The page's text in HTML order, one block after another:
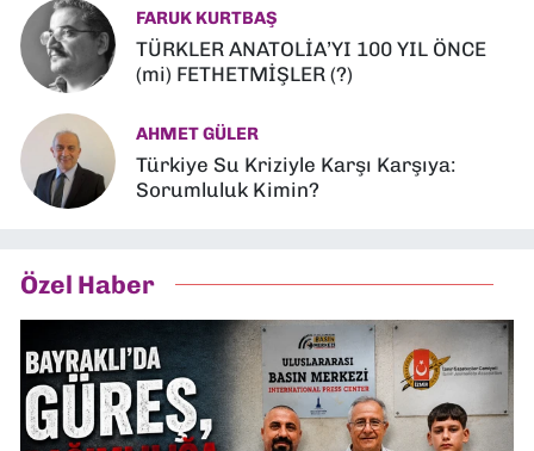
FARUK KURTBAŞ
TÜRKLER ANATOLİA’YI 100 YIL ÖNCE
(mi) FETHETMİŞLER (?)
AHMET GÜLER
Türkiye Su Kriziyle Karşı Karşıya:
Sorumluluk Kimin?
Özel Haber